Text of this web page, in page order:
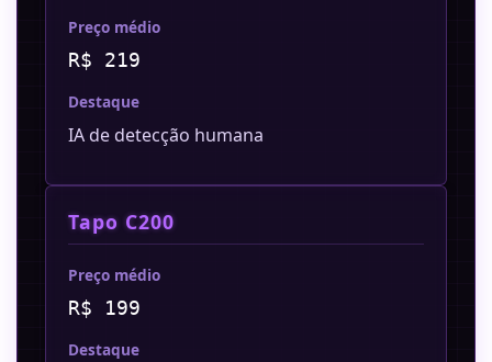
Preço médio
R$ 219
Destaque
IA de detecção humana
Tapo C200
Preço médio
R$ 199
Destaque